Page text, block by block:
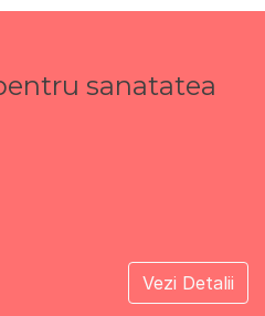
sanatatea
Vezi Detalii